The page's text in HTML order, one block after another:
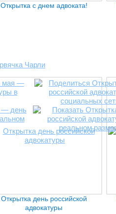
Открытка с днем адвоката!
Открытка день российской
адвокатуры